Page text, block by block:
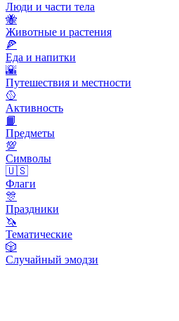
Люди и части тела
🐝
Животные и растения
🍕
Еда и напитки
🌇
Путешествия и местности
🥎
Активность
📙
Предметы
💯
Символы
🇺🇸
Флаги
🎊
Праздники
🦄
Тематические
🎲
Случайный эмодзи